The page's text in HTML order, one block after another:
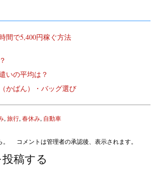
間で5,400円稼ぐ方法
いの平均は？
かばん）・バッグ選び
, 旅行, 春休み, 自動車
。 コメントは管理者の承認後、表示されます。
稿する